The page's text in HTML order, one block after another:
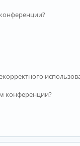
конференции?